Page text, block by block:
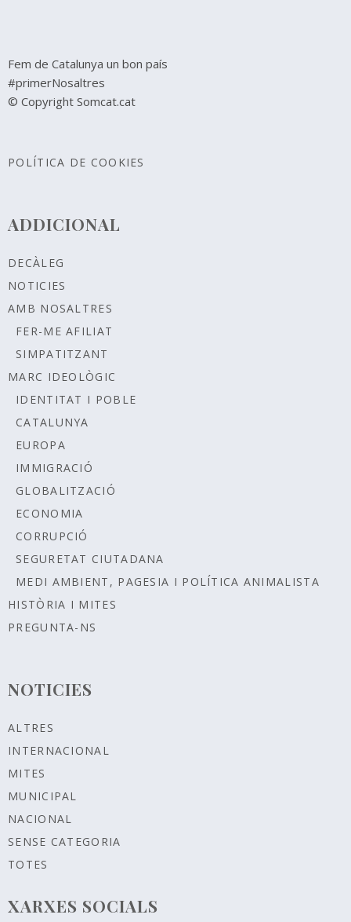
Fem de Catalunya un bon país
#primerNosaltres
© Copyright Somcat.cat
POLÍTICA DE COOKIES
ADDICIONAL
DECÀLEG
NOTICIES
AMB NOSALTRES
FER-ME AFILIAT
SIMPATITZANT
MARC IDEOLÒGIC
IDENTITAT I POBLE
CATALUNYA
EUROPA
IMMIGRACIÓ
GLOBALITZACIÓ
ECONOMIA
CORRUPCIÓ
SEGURETAT CIUTADANA
MEDI AMBIENT, PAGESIA I POLÍTICA ANIMALISTA
HISTÒRIA I MITES
PREGUNTA-NS
NOTICIES
ALTRES
INTERNACIONAL
MITES
MUNICIPAL
NACIONAL
SENSE CATEGORIA
TOTES
XARXES SOCIALS